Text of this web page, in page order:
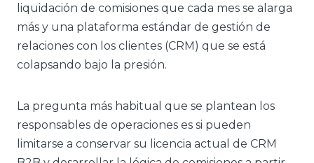
liquidación de comisiones que cada mes se alarga
más y una plataforma estándar de gestión de
relaciones con los clientes (CRM) que se está
colapsando bajo la presión.
La pregunta más habitual que se plantean los
responsables de operaciones es si pueden
limitarse a conservar su licencia actual de CRM